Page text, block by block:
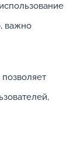
важно
позволяет